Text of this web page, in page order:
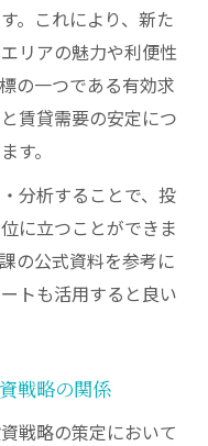
。これにより、新た
リアの魅力や利便性
の一つである有効求
賃貸需要の安定につ
す。
分析することで、投
に立つことができま
の公式資料を参考に
トも活用すると良い
戦略の関係
戦略の策定において